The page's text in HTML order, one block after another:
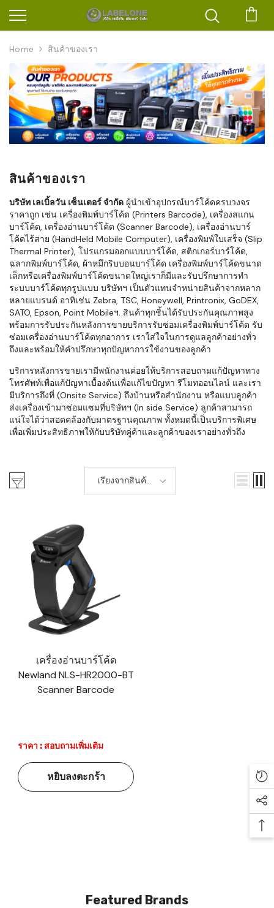
Home สินค้าของเรา
สินค้าของเรา
บริษัท เลเบิ้ลวัน เซ็นเตอร์ จำกัด ผู้นำเข้าอุปกรณ์บาร์โค้ดครบวงจร
ราคาถูก เช่น เครื่องพิมพ์บาร์โค้ด (Printers Barcode), เครื่องสแกน
บาร์โค้ด, เครื่องอ่านบาร์โค้ด (Scanner Barcode), เครื่องอ่านบาร์
โค้ดไร้สาย (HandHeld Mobile Computer), เครื่องพิมพ์ใบเสร็จ (Slip
Thermal Printer), โปรแกรมออกแบบบาร์โค้ด, สติกเกอร์บาร์โค้ด,
ฉลากพิมพ์บาร์โค้ด, ผ้าหมึกริบบอนบาร์โค้ด เครื่องพิมพ์บาร์โค้ดขนาด
เล็กหรือเครื่องพิมพ์บาร์โค้ดขนาดใหญ่เราก็มีและรับปรึกษาการทำ
ระบบบาร์โค้ดทุกรูปแบบ บริษัทฯ เป็นตัวแทนจำหน่ายสินค้าจากหลาก
หลายแบรนด์ อาทิเช่น Zebra, TSC, Honeywell, Printronix, GoDEX,
SATO, Epson, Point Mobileฯ. สินค้าทุกชิ้นได้รับประกันคุณภาพสูง
พร้อมการรับประกันหลังการขายบริการรับซ่อมเครื่องพิมพ์บาร์โค้ด รับ
ซ่อมเครื่องอ่านบาร์โค้ดทุกอาการ เราใส่ใจในการดูแลลูกค้าอย่างทั่ว
ถึงและพร้อมให้คำปรึกษาทุกปัญหาการใช้งานของลูกค้า
บริการหลังการขายเรามีพนักงานค่อยให้บริการสอบถามแก้ปัญหาทาง
โทรศัพท์เพื่อแก้ปัญหาเบื้องต้นเพื่อแก้ไขปัญหา รีโมทออนไลน์ และเรา
มีบริการถึงที่ (Onsite Service) ถึงบ้านหรือสำนักงาน หรือแบบลูกค้า
ส่งเครื่องเข้ามาซ่อมแซมที่บริษัทฯ (In side Service) ลูกค้าสามารถ
แน่ใจได้ว่าสอดคล้องกับมาตรฐานคุณภาพ ทั้งหมดนี้เป็นบริการพิเศษ
เพื่อเพิ่มประสิทธิภาพให้กับบริษัทคู่ค้าและลูกค้าของเราอย่างทั่วถึง
เรียงจากสินค้า
ใหม่-เก่า
เครื่องอ่านบาร์โค้ด
Newland NLS-HR2000-BT
Scanner Barcode
ราคา : สอบถามเพิ่มเติม
หยิบลงตะกร้า
Featured Brands